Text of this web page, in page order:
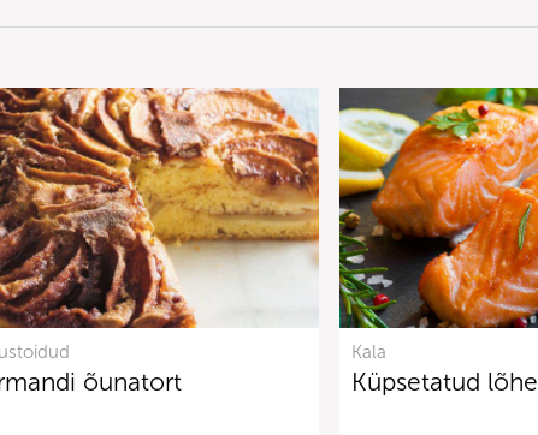
õunatort
Kala
Küpsetatud lõhe